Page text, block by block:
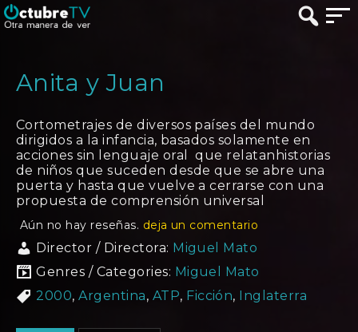
Anita y Juan
Cortometrajes de diversos países del mundo
dirigidos a la infancia, basados solamente en
acciones sin lenguaje oral que relatanhistorias
de niños que suceden desde que se abre una
puerta y hasta que vuelve a cerrarse con una
propuesta de comprensión universal
Aún no hay reseñas. deja un comentario
Director / Directora: Miguel Mato
Genres / Categories: Miguel Mato
2000,Argentina, ATP, Ficción, Inglaterra